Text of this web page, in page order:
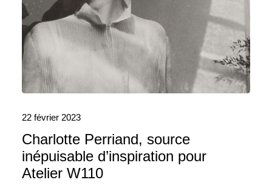
22 février 2023
Charlotte Perriand, source
inépuisable d’inspiration pour
Atelier W110